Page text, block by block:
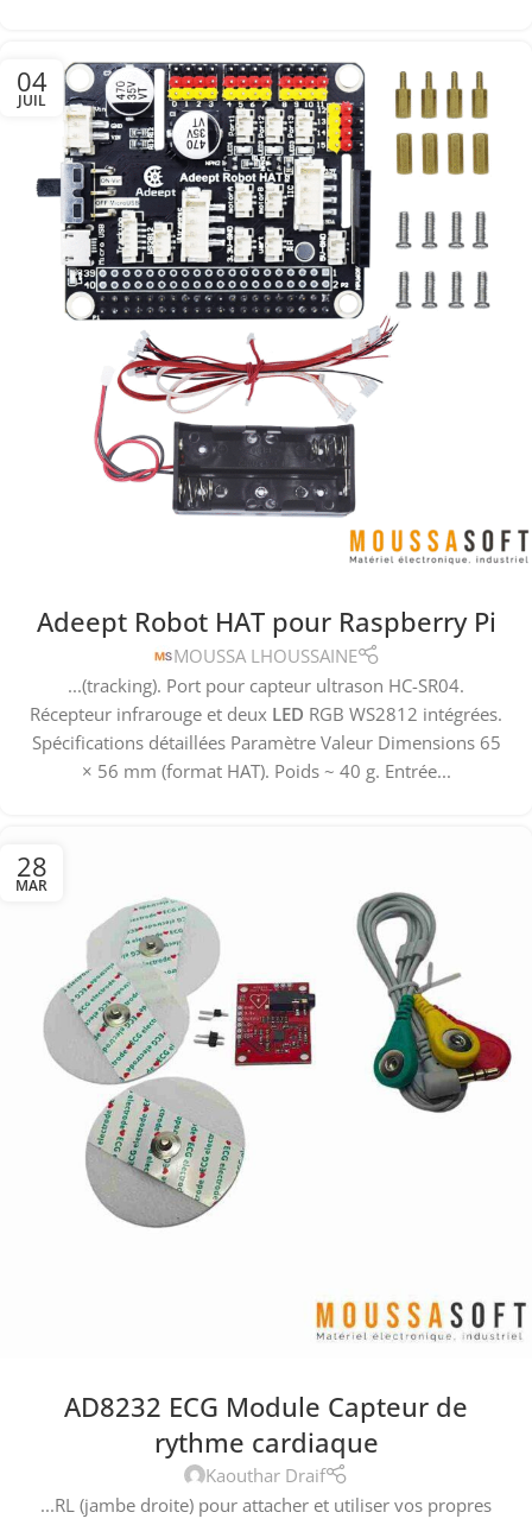
04
JUIL
Adeept Robot HAT pour Raspberry Pi
MOUSSA LHOUSSAINE
...(tracking). Port pour capteur ultrason HC-SR04.
Récepteur infrarouge et deux LED RGB WS2812 intégrées.
Spécifications détaillées Paramètre Valeur Dimensions 65
× 56 mm (format HAT). Poids ~ 40 g. Entrée...
28
MAR
AD8232 ECG Module Capteur de
rythme cardiaque
Kaouthar Draif
...RL (jambe droite) pour attacher et utiliser vos propres